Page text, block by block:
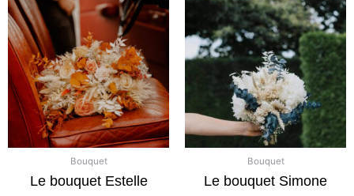
Bouquet
Le bouquet Estelle
Bouquet
Le bouquet Simone